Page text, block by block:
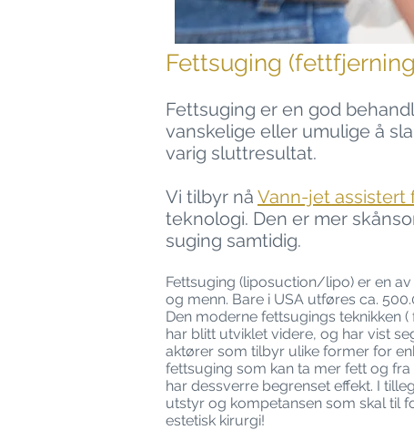
Fettsuging
Fettsuging er en god
vanskelige eller umulige å
varig sluttresultat.
Vi tilbyr nå Vann-jet assistert
teknologi. Den er mer
suging samtidig.
Fettsuging (liposuction/lipo) er en
og menn. Bare i USA utføres ca.
Den moderne fettsugings teknikken
har blitt utviklet videre, og har vist
aktører som tilbyr ulike former for
fettsuging som kan ta mer fett og
har dessverre begrenset effekt. I
utstyr og kompetansen som skal til
estetisk kirurgi!